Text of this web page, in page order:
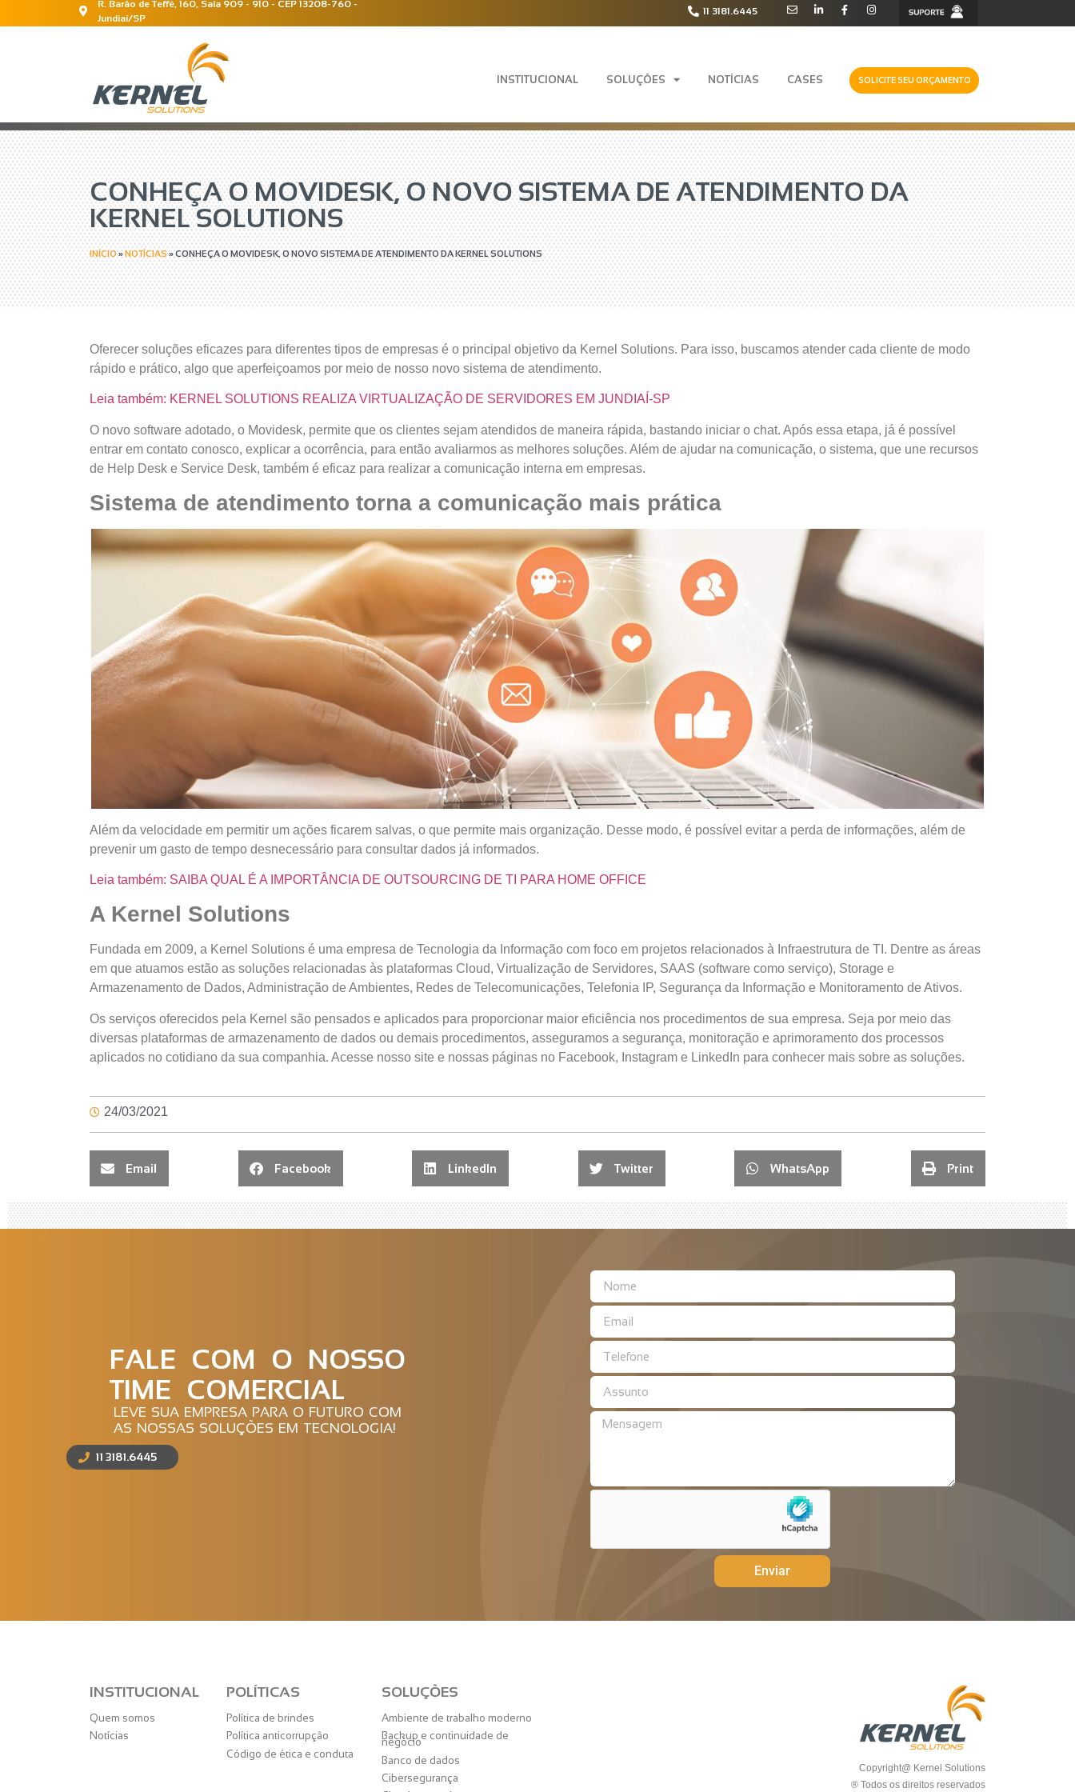
R. Barão de Teffé, 160, Sala 909 - 910 - CEP 13208-760 -
Jundiaí/SP
11 3181.6445
INSTITUCIONAL SOLUÇÕES NOTÍCIAS CASES SOLICITE SEU ORÇAMENTO
CONHEÇA O MOVIDESK, O NOVO SISTEMA DE ATENDIMENTO DA
KERNEL SOLUTIONS
INÍCIO»NOTÍCIAS»CONHEÇA O MOVIDESK, O NOVO SISTEMA DE ATENDIMENTO DA KERNEL SOLUTIONS
Oferecer soluções eficazes para diferentes tipos de empresas é o principal objetivo da Kernel Solutions. Para isso, buscamos atender cada cliente de modo
rápido e prático, algo que aperfeiçoamos por meio de nosso novo sistema de atendimento.
Leia também: KERNEL SOLUTIONS REALIZA VIRTUALIZAÇÃO DE SERVIDORES EM JUNDIAÍ-SP
O novo software adotado, o Movidesk, permite que os clientes sejam atendidos de maneira rápida, bastando iniciar o chat. Após essa etapa, já é possível
entrar em contato conosco, explicar a ocorrência, para então avaliarmos as melhores soluções. Além de ajudar na comunicação, o sistema, que une recursos
de Help Desk e Service Desk, também é eficaz para realizar a comunicação interna em empresas.
Sistema de atendimento torna a comunicação mais prática
Além da velocidade em permitir um ações ficarem salvas, o que permite mais organização. Desse modo, é possível evitar a perda de informações, além de
prevenir um gasto de tempo desnecessário para consultar dados já informados.
Leia também: SAIBA QUAL É A IMPORTÂNCIA DE OUTSOURCING DE TI PARA HOME OFFICE
A Kernel Solutions
Fundada em 2009, a Kernel Solutions é uma empresa de Tecnologia da Informação com foco em projetos relacionados à Infraestrutura de TI. Dentre as áreas
em que atuamos estão as soluções relacionadas às plataformas Cloud, Virtualização de Servidores, SAAS (software como serviço), Storage e
Armazenamento de Dados, Administração de Ambientes, Redes de Telecomunicações, Telefonia IP, Segurança da Informação e Monitoramento de Ativos.
Os serviços oferecidos pela Kernel são pensados e aplicados para proporcionar maior eficiência nos procedimentos de sua empresa. Seja por meio das
diversas plataformas de armazenamento de dados ou demais procedimentos, asseguramos a segurança, monitoração e aprimoramento dos processos
aplicados no cotidiano da sua companhia. Acesse nosso site e nossas páginas no Facebook, Instagram e LinkedIn para conhecer mais sobre as soluções.
24/03/2021
Email Facebook LinkedIn Twitter WhatsApp Print
FALE COM O NOSSO
TIME COMERCIAL
LEVE SUA EMPRESA PARA O FUTURO COM
AS NOSSAS SOLUÇÕES EM TECNOLOGIA!
11 3181.6445
Enviar
INSTITUCIONAL
Quem somos
Notícias
POLÍTICAS
Política de brindes
Política anticorrupção
Código de ética e conduta
SOLUÇÕES
Ambiente de trabalho moderno
Backup e continuidade de
negócio
Banco de dados
Cibersegurança
Copyright@ Kernel Solutions
® Todos os direitos reservados